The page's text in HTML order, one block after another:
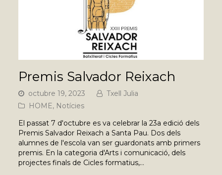
Premis Salvador Reixach
octubre 19, 2023
Txell Julia
HOME, Notícies
El passat 7 d'octubre es va celebrar la 23a edició dels
Premis Salvador Reixach a Santa Pau. Dos dels
alumnes de l'escola van ser guardonats amb primers
premis. En la categoria d'Arts i comunicació, dels
projectes finals de Cicles formatius,…